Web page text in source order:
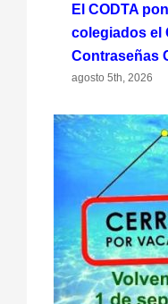
El CODTA
colegiados el
Contraseñas
agosto 5th, 2026